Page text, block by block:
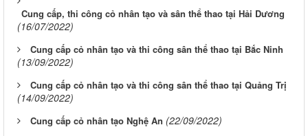
Cung cấp, thi công cỏ nhân tạo và sân thể thao tại Hải Dương
(16/07/2022)
Cung cấp cỏ nhân tạo và thi công sân thể thao tại Bắc Ninh
(13/09/2022)
Cung cấp cỏ nhân tạo và thi công sân thể thao tại Quảng Trị
(14/09/2022)
Cung cấp cỏ nhân tạo Nghệ An (22/09/2022)